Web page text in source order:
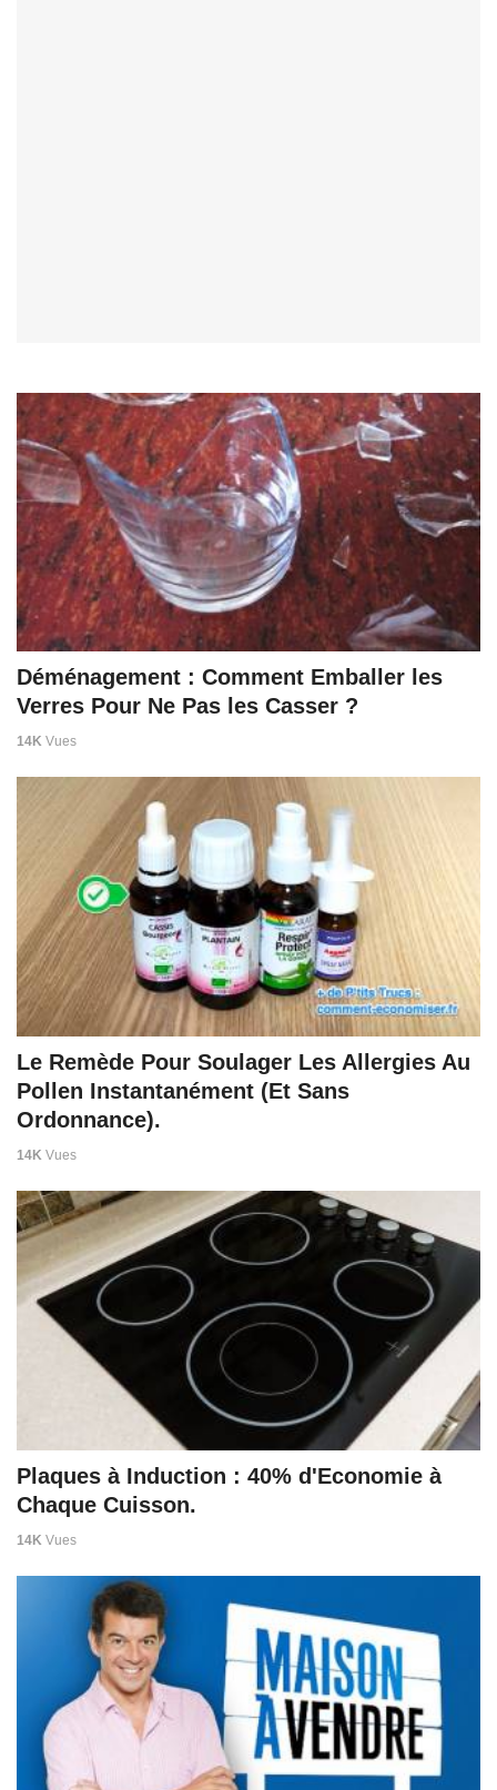
Déménagement : Comment Emballer les
Verres Pour Ne Pas les Casser ?
14K Vues
Le Remède Pour Soulager Les Allergies Au
Pollen Instantanément (Et Sans
Ordonnance).
14K Vues
Plaques à Induction : 40% d'Economie à
Chaque Cuisson.
14K Vues